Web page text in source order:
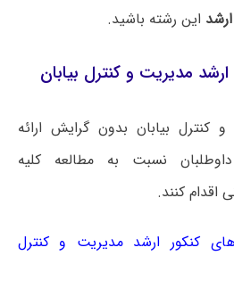
این رشته باشید.
مدیریت و کنترل بیابان
کنترل بیابان بدون گرایش ارائه
نسبت به مطالعه کلیه
کنند.
کنکور ارشد مدیریت و کنترل